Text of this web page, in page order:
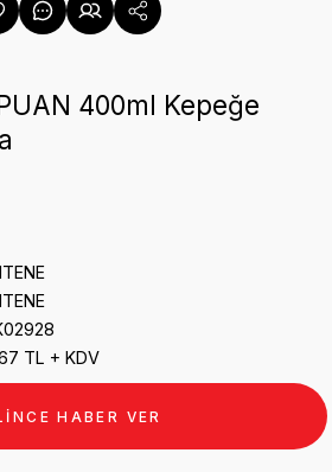
400ml Kepeğe
TL + KDV
HABER VER